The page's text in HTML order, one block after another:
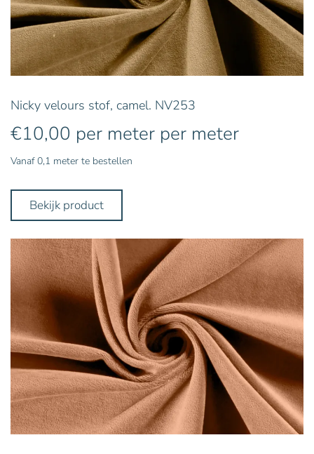
Nicky velours stof, camel. NV253
€10,00 per meter per meter
Vanaf 0,1 meter te bestellen
Bekijk product